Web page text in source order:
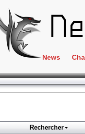
News
Rechercher